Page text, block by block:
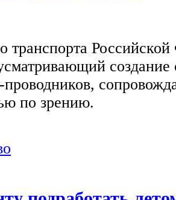
транспорта
создание
проводников,
по зрению.